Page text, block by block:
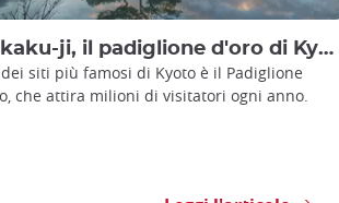
ji, il padiglione d'oro di Kyoto
siti più famosi di Kyoto è il Padiglione
che attira milioni di visitatori ogni anno.